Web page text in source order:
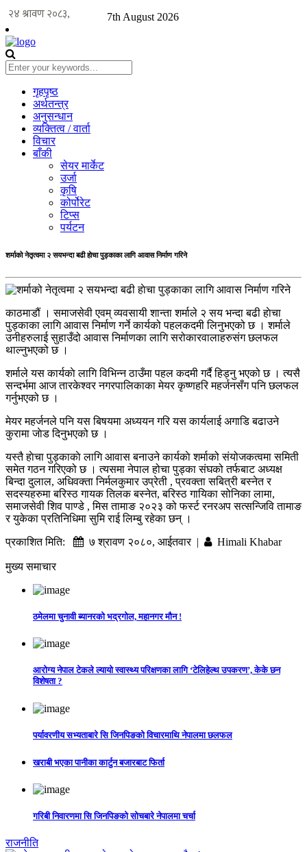
7th August 2026
गृहपृष्ठ
अर्थतन्त्र
अनुसन्धान
व्यक्तित्व / वार्ता
विचार
बाँकी
सेयर मार्केट
उर्जा
कृषि
कोर्पोरेट
टिप्स
पर्यटन
शर्माको नेतृत्वमा २ सयभन्दा बढी हाेचा पुड्काका लागि आवास निर्माण गरिने
काठमाडौं । समाजसेवी एवम् व्यवसायी शान्ता शर्माले २ सय भन्दा बढी हाेचा
पुड्काका लागि आवास निर्माण गर्ने कार्यको पहलकदमी लिनुभएको छ । शर्माले
उनीहरुलाई सुहाउँदो आवास निर्माणका लागि सरोकारवालाहरुसंग छलफल
थाल्नुभएको छ ।
शर्माले यस कार्यकाे लागि विभिन्न ठाउँमा पहल कदमी गर्दै हिड्नु भएको छ । त्यसै
सन्दर्भमा आज तारकेश्वर नगरपालिकाका मेयर कृष्णहरि महर्जनसँग पनि छलफल
गर्नुभएको छ ।
मेयर महर्जनले पनि यस बिषयमा अध्ययन गरि यस कार्यलाई अगाडि बढाउने
कुरामा जाेड दिनुभएको छ ।
यस्तै हाेचा पुड्काकाे लागि आवास बनाउने कार्यकाे शर्माको संयोजकत्वमा समिती
समेत गठन गरिएको छ । त्यसमा नेपाल होचा पुड्का संघको तर्फबाट अध्यक्ष
बिन्दा दुलाल, अधिवक्ता निर्मलकुमार उप्रेती , प्रवक्ता सबित्री बस्नेत र
सदस्यहरुमा बरिस्ठ गायक तिलक बस्नेत, बरिस्ठ गायिका सोनिका लामा,
समाजसेवी शिव पाण्डे , मिस तामाङ २०२३ को फर्स्ट रनरअप सत्सन्जिवि तामाङ
र युकेका प्रतिनिधिमा सुमि राई लिम्बु रहेका छन् ।
प्रकाशित मिति:
७ श्रावण २०८०, आईतवार | Himali Khabar
मुख्य समाचार
ठमेलमा चुनावी ब्यानरको भद्रगोल, महानगर मौन !
आरोग्य नेपाल टेकले ल्यायो स्वास्थ्य परिक्षणका लागि ‘टेलिहेल्थ उपकरण’, केके छन
विशेषता ?
पर्यावरणीय सभ्यताबारे सि जिनपिङको विचारमाथि नेपालमा छलफल
खराबी भएका पानीका कार्टुन बजारबाट फिर्ता
गरिबी निवारणमा सि जिनपिङको सोचबारे नेपालमा चर्चा
राजनीति